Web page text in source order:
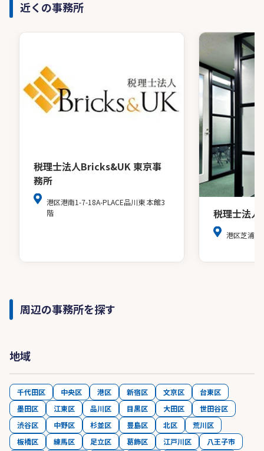
近くの事務所
税理士法人Bricks&UK 東京事
務所
港区港南1-7-18A-PLACE品川東 本館3
階
税理士法人
港区芝浦３
周辺の事務所を探す
地域
千代田区 中央区 港区 新宿区 文京区
台東区
墨田区
江東区 品川区 目黒区 大田区
世田谷区
渋谷区
中野区 杉並区 豊島区 北区
荒川区
板橋区
練馬区 足立区 葛飾区 江戸川区
八王子市